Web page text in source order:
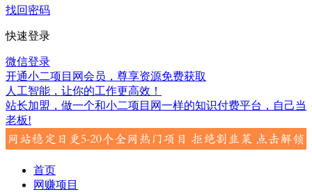
找回密码
快速登录
微信登录
开通小二项目网会员，尊享资源免费获取
人工智能，让你的工作更高效！
站长加盟，做一个和小二项目网一样的知识付费平台，自己当
老板!
首页
网赚项目